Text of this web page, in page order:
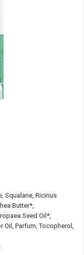
Squalane, Ricinus
Butter*,
Seed Oil*,
Oil, Parfum, Tocopherol,